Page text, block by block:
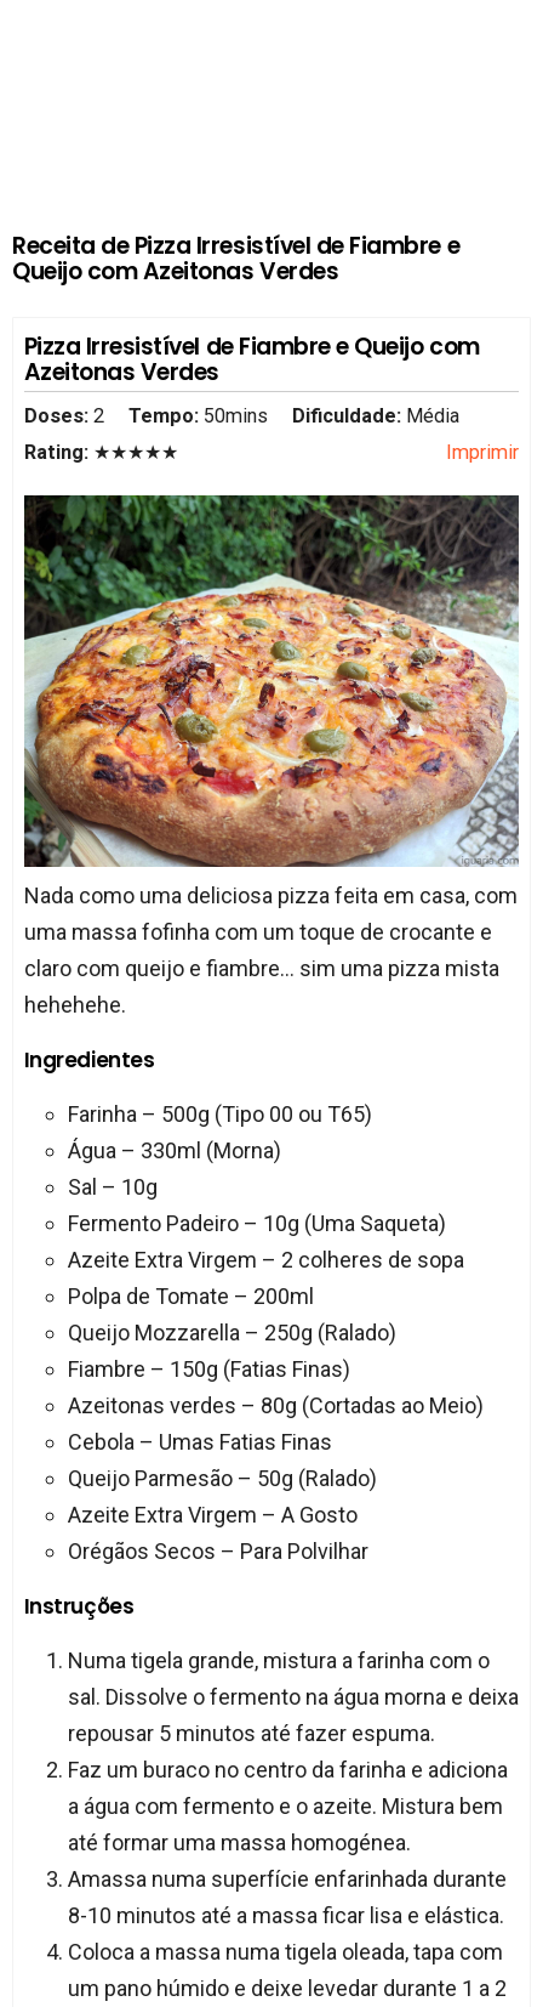
Receita de Pizza Irresistível de Fiambre e
Queijo com Azeitonas Verdes
Pizza Irresistível de Fiambre e Queijo com
Azeitonas Verdes
Doses: 2 Tempo: 50mins Dificuldade: Média
Rating: ★★★★★ Imprimir
Nada como uma deliciosa pizza feita em casa, com
uma massa fofinha com um toque de crocante e
claro com queijo e fiambre... sim uma pizza mista
hehehehe.
Ingredientes
Farinha – 500g (Tipo 00 ou T65)
Água – 330ml (Morna)
Sal – 10g
Fermento Padeiro – 10g (Uma Saqueta)
Azeite Extra Virgem – 2 colheres de sopa
Polpa de Tomate – 200ml
Queijo Mozzarella – 250g (Ralado)
Fiambre – 150g (Fatias Finas)
Azeitonas verdes – 80g (Cortadas ao Meio)
Cebola – Umas Fatias Finas
Queijo Parmesão – 50g (Ralado)
Azeite Extra Virgem – A Gosto
Orégãos Secos – Para Polvilhar
Instruções
Numa tigela grande, mistura a farinha com o
sal. Dissolve o fermento na água morna e deixa
repousar 5 minutos até fazer espuma.
Faz um buraco no centro da farinha e adiciona
a água com fermento e o azeite. Mistura bem
até formar uma massa homogénea.
Amassa numa superfície enfarinhada durante
8-10 minutos até a massa ficar lisa e elástica.
Coloca a massa numa tigela oleada, tapa com
um pano húmido e deixe levedar durante 1 a 2